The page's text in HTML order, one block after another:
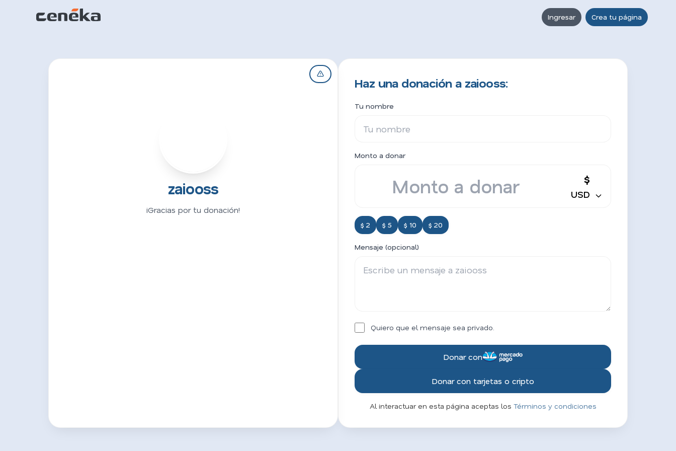
Ingresar Crea tu página
zaiooss
¡Gracias por tu donación!
Haz una donación a zaiooss:
Tu nombre
Monto a donar
$
USD
$ 2 $ 5 $ 10 $ 20
Mensaje (opcional)
Quiero que el mensaje sea privado.
Donar con
Donar con tarjetas o cripto
Al interactuar en esta página aceptas los Términos y condiciones